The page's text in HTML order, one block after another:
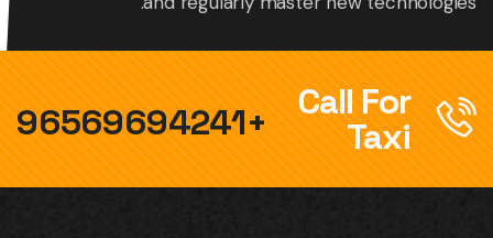
Call For
Taxi
+96569694241